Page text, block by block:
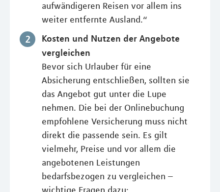
aufwändigeren Reisen vor allem ins
weiter entfernte Ausland.“
Kosten und Nutzen der Angebote
vergleichen
Bevor sich Urlauber für eine
Absicherung entschließen, sollten sie
das Angebot gut unter die Lupe
nehmen. Die bei der Onlinebuchung
empfohlene Versicherung muss nicht
direkt die passende sein. Es gilt
vielmehr, Preise und vor allem die
angebotenen Leistungen
bedarfsbezogen zu vergleichen –